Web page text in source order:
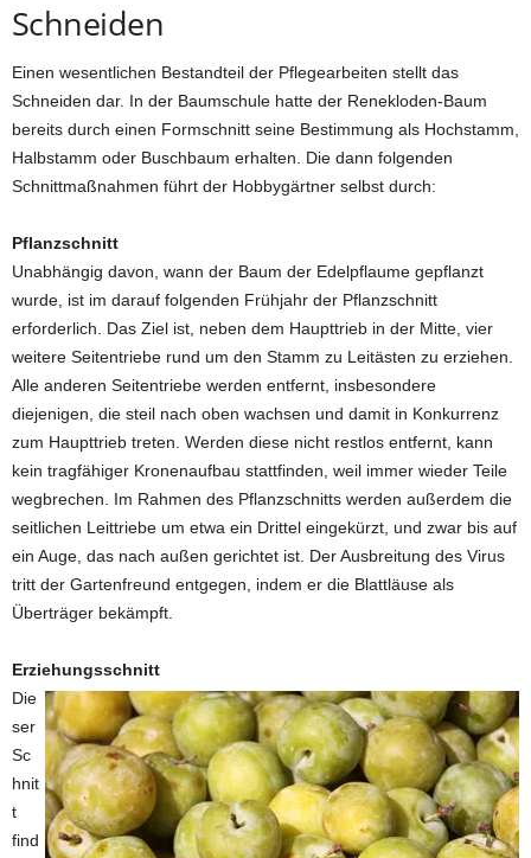
Schneiden
Einen wesentlichen Bestandteil der Pflegearbeiten stellt das
Schneiden dar. In der Baumschule hatte der Renekloden-Baum
bereits durch einen Formschnitt seine Bestimmung als Hochstamm,
Halbstamm oder Buschbaum erhalten. Die dann folgenden
Schnittmaßnahmen führt der Hobbygärtner selbst durch:
Pflanzschnitt
Unabhängig davon, wann der Baum der Edelpflaume gepflanzt
wurde, ist im darauf folgenden Frühjahr der Pflanzschnitt
erforderlich. Das Ziel ist, neben dem Haupttrieb in der Mitte, vier
weitere Seitentriebe rund um den Stamm zu Leitästen zu erziehen.
Alle anderen Seitentriebe werden entfernt, insbesondere
diejenigen, die steil nach oben wachsen und damit in Konkurrenz
zum Haupttrieb treten. Werden diese nicht restlos entfernt, kann
kein tragfähiger Kronenaufbau stattfinden, weil immer wieder Teile
wegbrechen. Im Rahmen des Pflanzschnitts werden außerdem die
seitlichen Leittriebe um etwa ein Drittel eingekürzt, und zwar bis auf
ein Auge, das nach außen gerichtet ist. Der Ausbreitung des Virus
tritt der Gartenfreund entgegen, indem er die Blattläuse als
Überträger bekämpft.
Erziehungsschnitt
Die
ser
Sc
hnit
t
find